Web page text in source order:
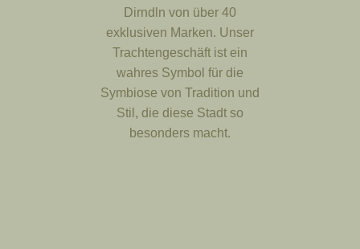
Dirndln von über 40
exklusiven Marken. Unser
Trachtengeschäft ist ein
wahres Symbol für die
Symbiose von Tradition und
Stil, die diese Stadt so
besonders macht.